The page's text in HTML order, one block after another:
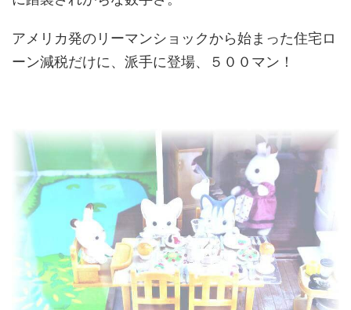
アメリカ発のリーマンショックから始まった住宅ロ
ーン減税だけに、派手に登場、５００マン！